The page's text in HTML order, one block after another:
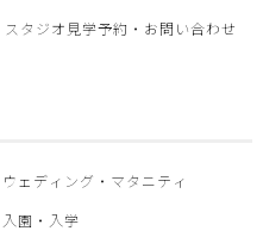
スタジオ見学予約・お問い合わせ
ウェディング・マタニティ
入園・入学